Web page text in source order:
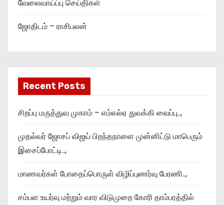
வேலைவாய்ப்பு செய்திகள்
ஜோதிடம் – ராசிபலன்
Recent Posts
சிறப்பு மருத்துவ முகாம் – எம்எல்ஏ துவக்கி வைப்பு..,
முதல்வர் ஜோசப் விஜய் பிறந்தநாளை முன்னிட்டு மாபெரும்
இசைப்போட்டி..,
மாணவர்கள் போதைப்பொருள் விழிப்புணர்வு பேரணி..,
சம்பள உயர்வு மற்றும் வார விடுமுறை கோரி தாம்பரத்தில்